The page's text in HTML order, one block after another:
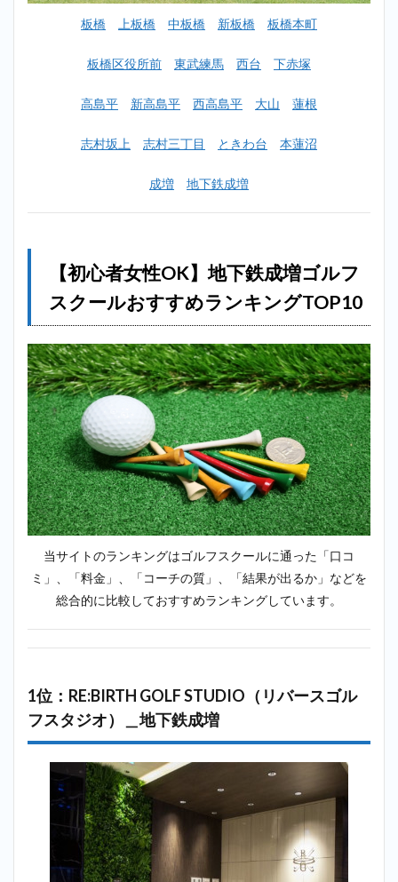
成増ゴ
クール
おすす
キング
2.1
1位：
GOLF
バースゴル
鉄成増
2位：
フレ
ンデ
ィゴ
ルフ
とき
わ台
＿地
下鉄
成増
2.3
3位：
GOLF
ZONE
＿地
下鉄
成増
2.4
4
増
2.5
5
GOLF
ンダーゴ
ルフパー
ク）＿地
下鉄成増
2.6
板橋 上板橋 中板橋 新板橋 板橋本町
板橋区役所前 東武練馬 西台 下赤塚
高島平 新高島平 西高島平 大山 蓮根
志村坂上 志村三丁目 ときわ台 本蓮沼
成増 地下鉄成増
【初心者女性OK】地下鉄成増ゴルフ
スクールおすすめランキングTOP10
当サイトのランキングはゴルフスクールに通った「口コ
ミ」、「料金」、「コーチの質」、「結果が出るか」などを
総合的に比較しておすすめランキングしています。
1位：RE:BIRTH GOLF STUDIO（リバースゴル
フスタジオ）＿地下鉄成増